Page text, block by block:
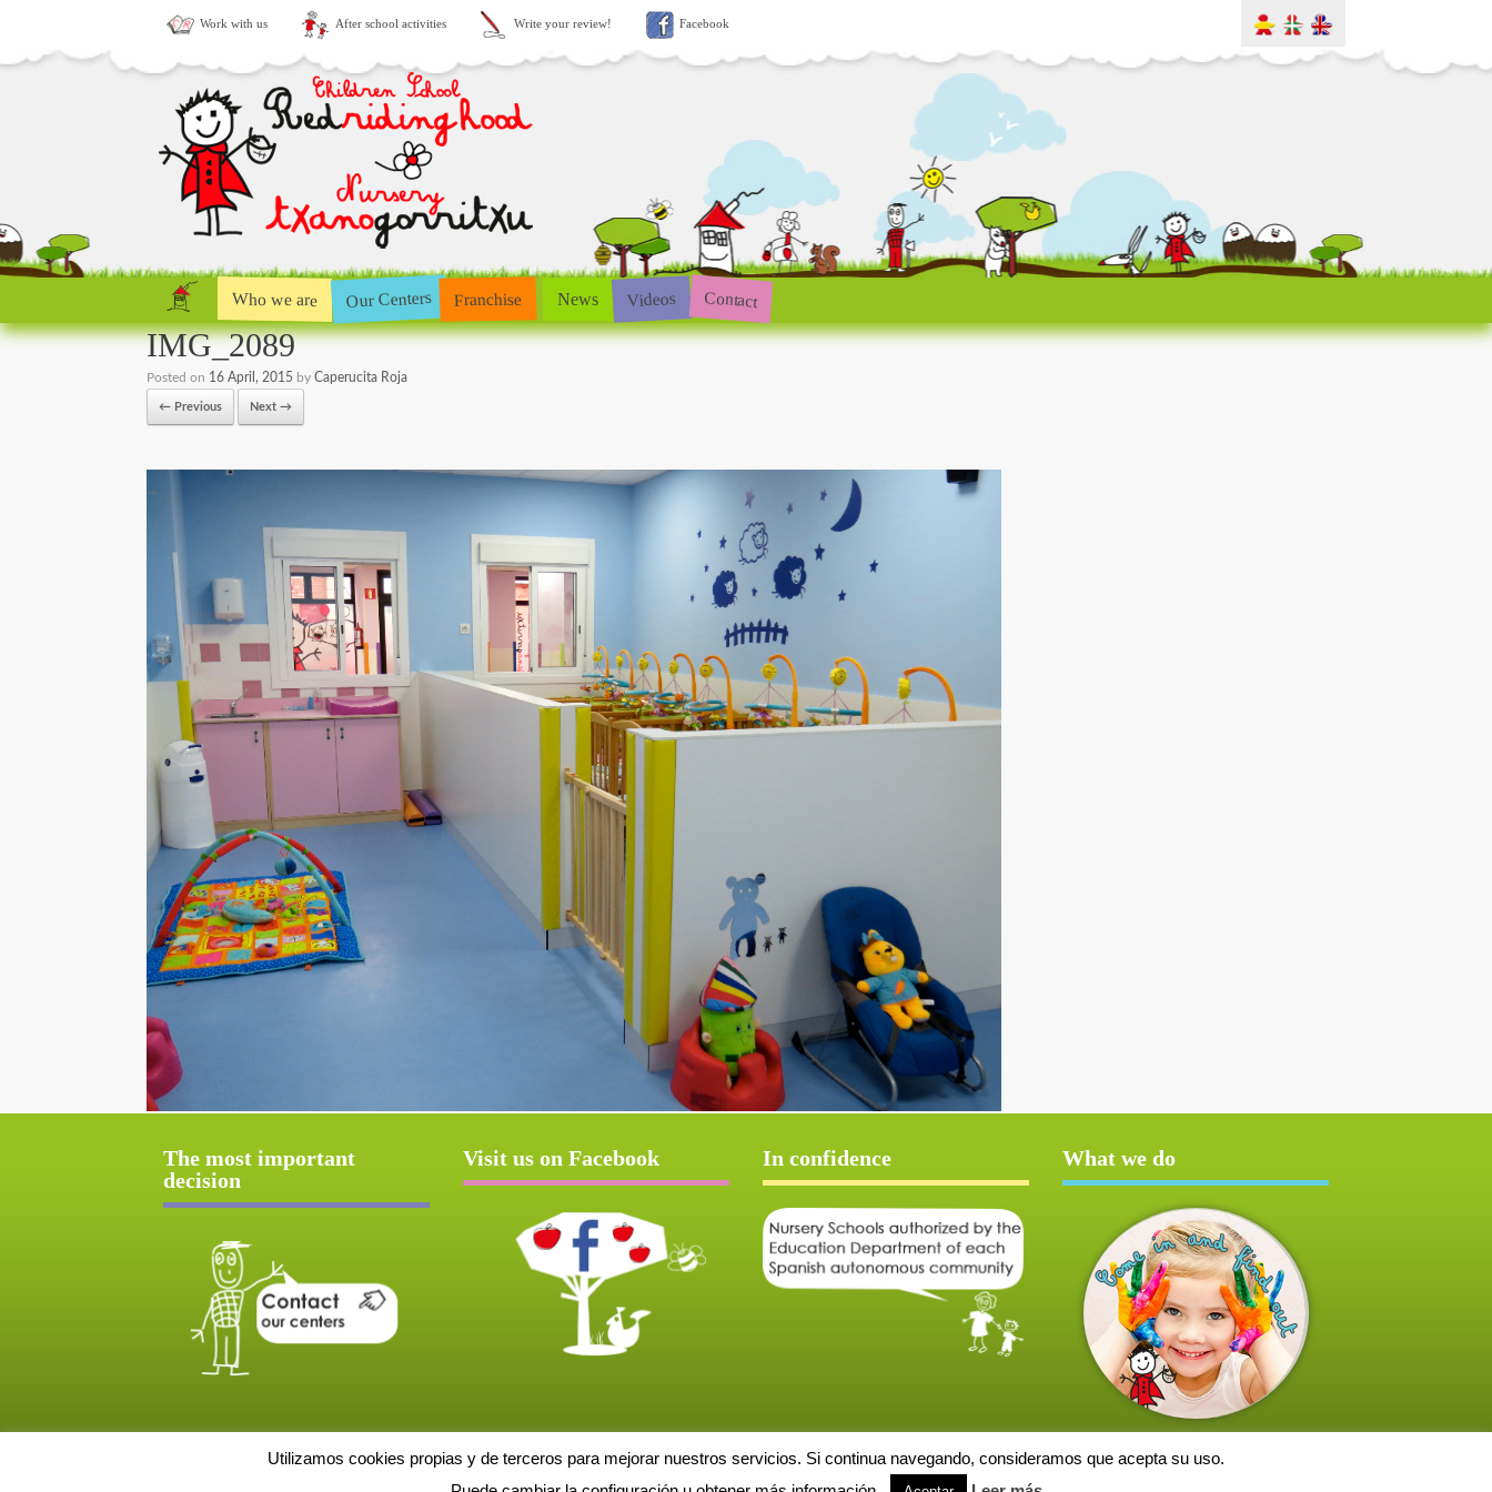
Work with us After school activities Write your review! Facebook
Who we are Our Centers Franchise News Videos Contact
IMG_2089
Posted on 16 April, 2015 by Caperucita Roja
← Previous Next →
The most important
decision
Visit us on Facebook In confidence What we do
Utilizamos cookies propias y de terceros para mejorar nuestros servicios. Si continua navegando, consideramos que acepta su uso.
Aviso Legal Política de cookies Protección de datos Solicitud de baja